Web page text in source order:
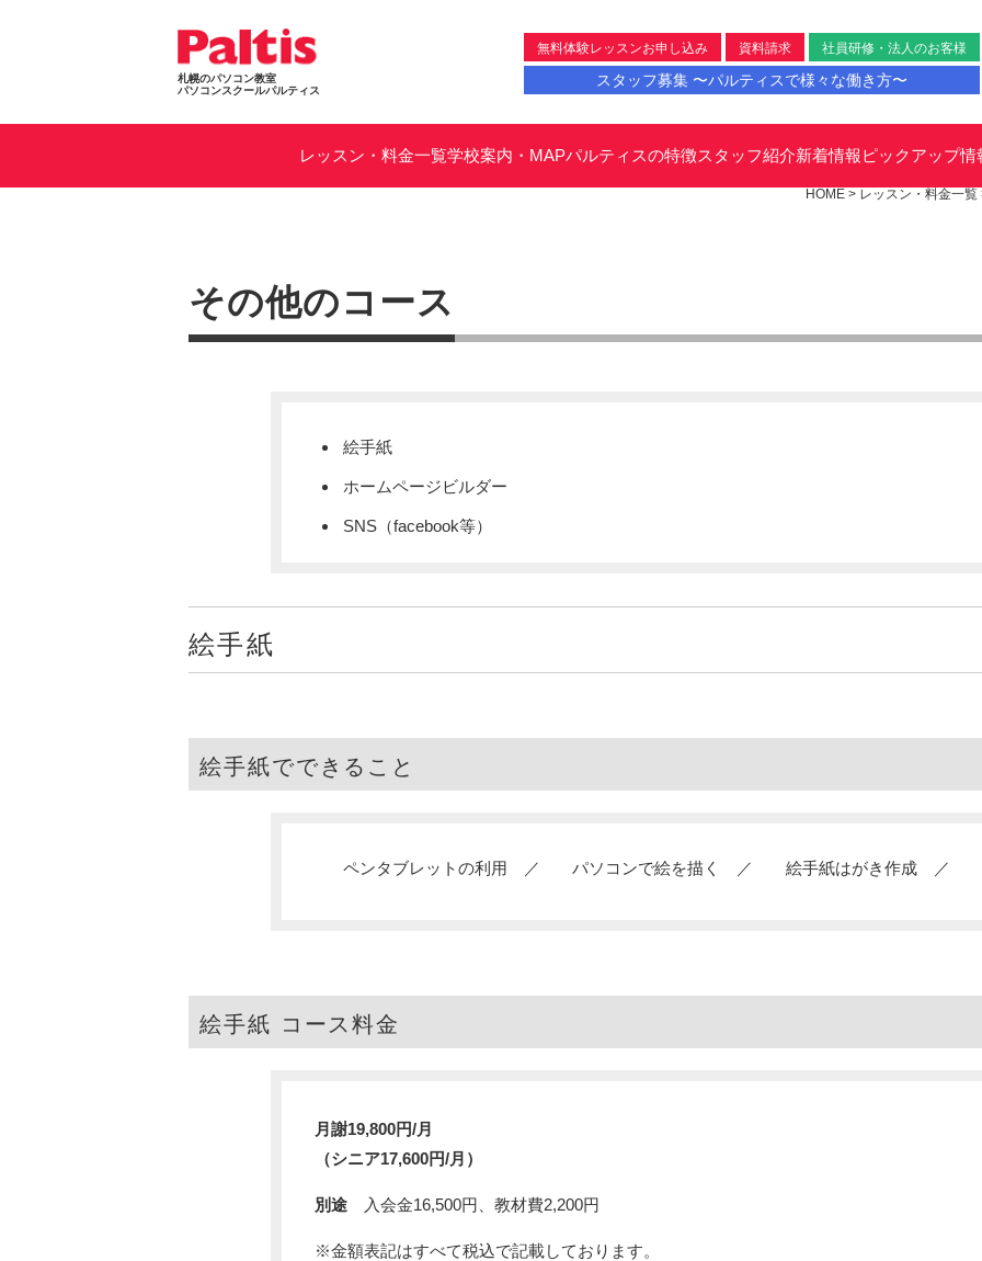
札幌のパソコン教室
パソコンスクールパルティス
無料体験レッスンお申し込み 資料請求 社員研修・法人のお客様
スタッフ募集 〜パルティスで様々な働き方〜
レッスン・料金一覧学校案内・MAPパルティスの特徴スタッフ紹介新着情報ピックアップ情
HOME > レッスン・料金一覧
その他のコース
絵手紙
ホームページビルダー
SNS（facebook等）
絵手紙
絵手紙でできること
ペンタブレットの利用 パソコンで絵を描く 絵手紙はがき作成
絵手紙 コース料金
月謝19,800円/月
（シニア17,600円/月）
別途 入会金16,500円、教材費2,200円
※金額表記はすべて税込で記載しております。